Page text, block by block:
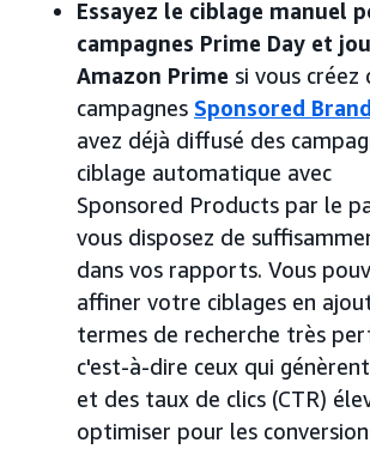
Essayez le ciblage manuel
campagnes Prime Day et
Amazon Prime si vous créez
campagnes Sponsored
avez déjà diffusé des
ciblage automatique avec
Sponsored Products par le
vous disposez de
dans vos rapports. Vous
affiner votre ciblages en
termes de recherche très
c'est-à-dire ceux qui
et des taux de clics (CTR)
optimiser pour les